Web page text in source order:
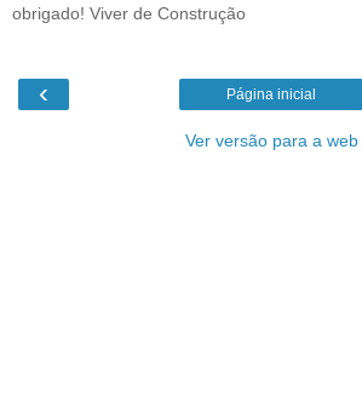
obrigado! Viver de Construção
‹ Página inicial
Ver versão para a web